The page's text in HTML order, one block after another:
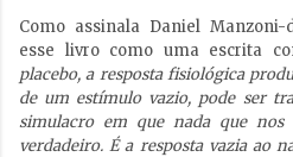
Como assinala Daniel
esse livro como uma escrita
placebo, a resposta fisiológica
de um estímulo vazio, pode ser
simulacro em que nada que nos
verdadeiro. É a resposta vazia ao